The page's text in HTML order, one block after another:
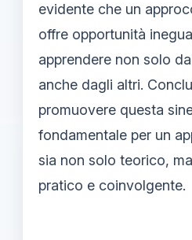
evidente che un
offre opportunità
apprendere non solo
anche dagli altri.
promuovere questa
fondamentale per un
sia non solo teorico,
pratico e coinvolgente.